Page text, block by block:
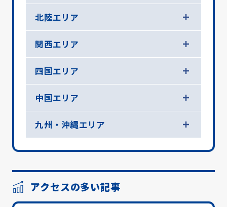
北陸エリア
関西エリア
四国エリア
中国エリア
九州・沖縄エリア
アクセスの多い記事